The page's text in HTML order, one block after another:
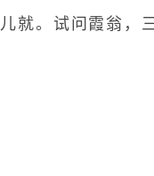
。试问霞翁，三